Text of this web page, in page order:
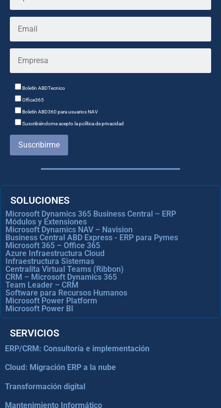
Boletín ABDTecnico
Office365
Boletín ABD360 para usuarios NAV
Suscribiéndome acepto la política de privacidad
Suscribirme
SOLUCIONES
Microsoft Dynamics 365 Business Central – ERP
Módulos y Extensiones
Microsoft Dynamics NAV – Navision
Business Central ABD Express - ERP para Pymes
Microsoft 365 – Office 365
Azure Infraestructura Cloud
Infraestructura Sistemas
Centralita Virtual Teams (Ribbon)
CRM – Microsoft Dynamics 365
Team Leader – CRM
Software para Recursos Humanos
Microsoft Power Platform
Microsoft Power BI
SERVICIOS
ERP/CRM: Consultoría e implementación
Cloud: Migración ERP a la nube
Transformación digital
Mantenimiento Informático